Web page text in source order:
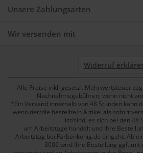
Unsere Zahlungsarten
Wir versenden mit
Widerruf
Alle Preise inkl. gesetzl. Mehrwertsteuer
Nachnahmegebühren, wenn nicht
*Ein Versand innerhalb von 48 Stunden kann
wenn der/die bestellte/n Artikel als sofort
ist/sind, es sich bei den 48
um Arbeitstage handelt und Ihre
Arbeitstag bei Farbenkönig.de eingeht. Ab
300€ wird Ihre Bestellung ggf. mit